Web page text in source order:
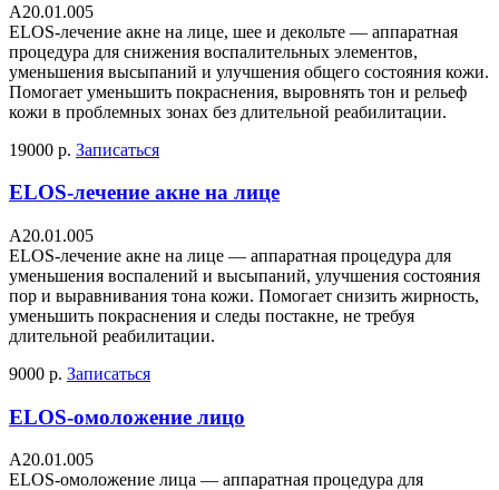
A20.01.005
ELOS-лечение акне на лице, шее и декольте — аппаратная
процедура для снижения воспалительных элементов,
уменьшения высыпаний и улучшения общего состояния кожи.
Помогает уменьшить покраснения, выровнять тон и рельеф
кожи в проблемных зонах без длительной реабилитации.
19000 р. Записаться
ELOS-лечение акне на лице
A20.01.005
ELOS-лечение акне на лице — аппаратная процедура для
уменьшения воспалений и высыпаний, улучшения состояния
пор и выравнивания тона кожи. Помогает снизить жирность,
уменьшить покраснения и следы постакне, не требуя
длительной реабилитации.
9000 р. Записаться
ELOS-омоложение лицо
A20.01.005
ELOS-омоложение лица — аппаратная процедура для